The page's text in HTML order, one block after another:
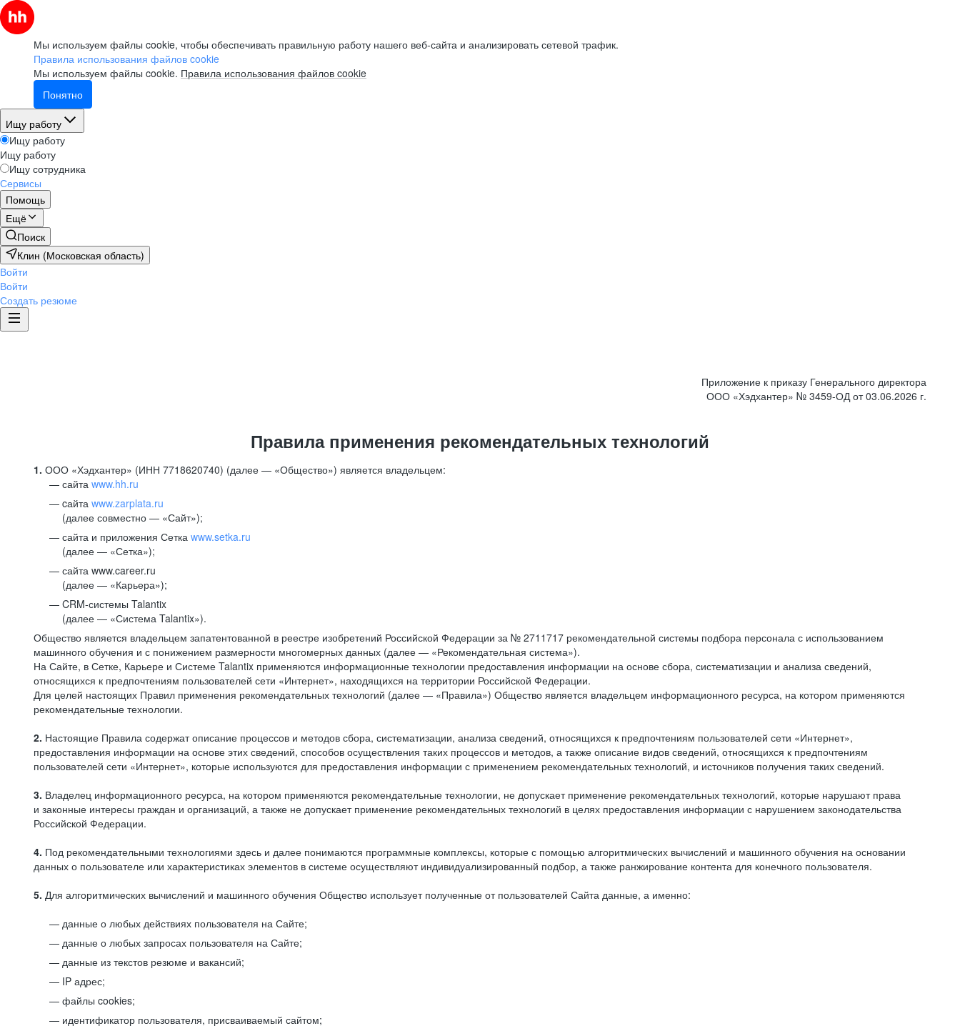
Мы используем файлы cookie, чтобы обеспечивать правильную работу нашего веб-сайта и анализировать сетевой трафик.
Правила использования файлов cookie
Мы используем файлы cookie. Правила использования файлов cookie
Понятно
Ищу работу
Ищу работу
Ищу работу
Ищу сотрудника
Сервисы
Помощь
Ещё
Поиск
Клин (Московская область)
Войти
Войти
Создать резюме
Приложение к приказу Генерального директора
ООО «Хэдхантер» № 3459-ОД от 03.06.2026 г.
Правила применения рекомендательных технологий
1. ООО «Хэдхантер» (ИНН 7718620740) (далее — «Общество») является владельцем:
сайта www.hh.ru
cайта www.zarplata.ru
(далее совместно — «Сайт»);
сайта и приложения Сетка www.setka.ru
(далее — «Сетка»);
сайта www.career.ru
(далее — «Карьера»);
CRM-системы Talantix
(далее — «Система Talantix»).
Общество является владельцем запатентованной в реестре изобретений Российской Федерации за № 2711717 рекомендательной системы подбора персонала с использованием
машинного обучения и с понижением размерности многомерных данных (далее — «Рекомендательная система»).
На Сайте, в Сетке, Карьере и Системе Talantix применяются информационные технологии предоставления информации на основе сбора, систематизации и анализа сведений,
относящихся к предпочтениям пользователей сети «Интернет», находящихся на территории Российской Федерации.
Для целей настоящих Правил применения рекомендательных технологий (далее — «Правила») Общество является владельцем информационного ресурса, на котором применяются
рекомендательные технологии.
2. Настоящие Правила содержат описание процессов и методов сбора, систематизации, анализа сведений, относящихся к предпочтениям пользователей сети «Интернет»,
предоставления информации на основе этих сведений, способов осуществления таких процессов и методов, а также описание видов сведений, относящихся к предпочтениям
пользователей сети «Интернет», которые используются для предоставления информации с применением рекомендательных технологий, и источников получения таких сведений.
3. Владелец информационного ресурса, на котором применяются рекомендательные технологии, не допускает применение рекомендательных технологий, которые нарушают права
и законные интересы граждан и организаций, а также не допускает применение рекомендательных технологий в целях предоставления информации с нарушением законодательства
Российской Федерации.
4. Под рекомендательными технологиями здесь и далее понимаются программные комплексы, которые с помощью алгоритмических вычислений и машинного обучения на основании
данных о пользователе или характеристиках элементов в системе осуществляют индивидуализированный подбор, а также ранжирование контента для конечного пользователя.
5. Для алгоритмических вычислений и машинного обучения Общество использует полученные от пользователей Сайта данные, а именно:
данные о любых действиях пользователя на Сайте;
данные о любых запросах пользователя на Сайте;
данные из текстов резюме и вакансий;
IP адрес;
файлы cookies;
идентификатор пользователя, присваиваемый сайтом;